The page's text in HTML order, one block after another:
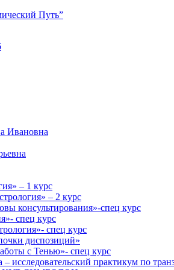
Путь”
Ивановна
– 1 курс
– 2 курс
консультирования»-спец курс
спец курс
спец курс
диспозиций»
с Тенью»- спец курс
– исследовательский практикум по